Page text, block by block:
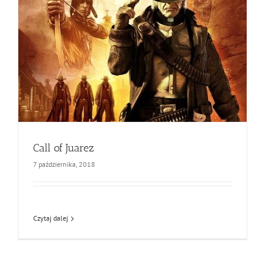
Call of Juarez
7 października, 2018
Czytaj dalej